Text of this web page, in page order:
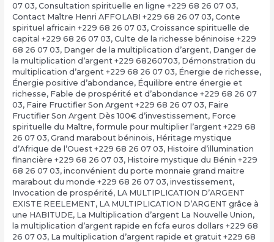
07 03, Consultation spirituelle en ligne +229 68 26 07 03,
Contact Maître Henri AFFOLABI +229 68 26 07 03, Conte
spirituel africain +229 68 26 07 03, Croissance spirituelle de
capital +229 68 26 07 03, Culte de la richesse béninoise +229
68 26 07 03, Danger de la multiplication d’argent, Danger de
la multiplication d’argent +229 68260703, Démonstration du
multiplication d’argent +229 68 26 07 03, Énergie de richesse,
Énergie positive d’abondance, Équilibre entre énergie et
richesse, Fable de prospérité et d’abondance +229 68 26 07
03, Faire Fructifier Son Argent +229 68 26 07 03, Faire
Fructifier Son Argent Dès 100€ d’investissement, Force
spirituelle du Maître, formule pour multiplier l’argent +229 68
26 07 03, Grand marabout béninois, Héritage mystique
d’Afrique de l’Ouest +229 68 26 07 03, Histoire d’illumination
financière +229 68 26 07 03, Histoire mystique du Bénin +229
68 26 07 03, inconvénient du porte monnaie grand maitre
marabout du monde +229 68 26 07 03, investissement,
Invocation de prospérité, LA MULTIPLICATION D’ARGENT
EXISTE REELEMENT, LA MULTIPLICATION D’ARGENT grâce à
une HABITUDE, La Multiplication d’argent La Nouvelle Union,
la multiplication d’argent rapide en fcfa euros dollars +229 68
26 07 03, La multiplication d’argent rapide et gratuit +229 68